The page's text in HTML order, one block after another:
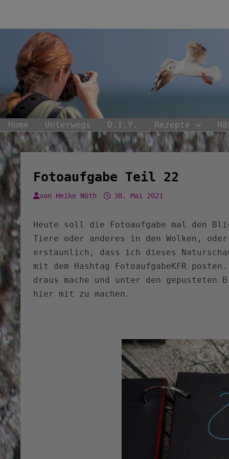
springen
Home Unterwegs D.I.Y. Rezepte
Fotoaufgabe Teil 22
von Heike Nöth 30. Mai 2021
Heute soll die Fotoaufgabe mal den
Tiere oder anderes in den Wolken,
erstaunlich, dass ich dieses
mit dem Hashtag FotoaufgabeKFR
draus mache und unter den
hier mit zu machen.